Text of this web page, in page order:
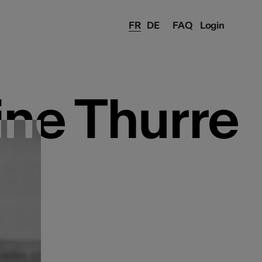
FAQ Login
FR DE
Thurre
Thurre